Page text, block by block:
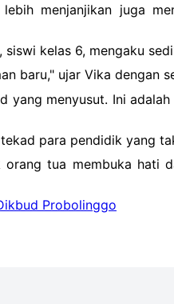
menjanjikan juga
kelas 6, mengaku
baru," ujar Vika dengan
yang menyusut. Ini
para pendidik yang
tua membuka hati
Probolinggo